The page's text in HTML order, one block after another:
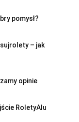
pomysł?
– jak
opinie
RoletyAlu